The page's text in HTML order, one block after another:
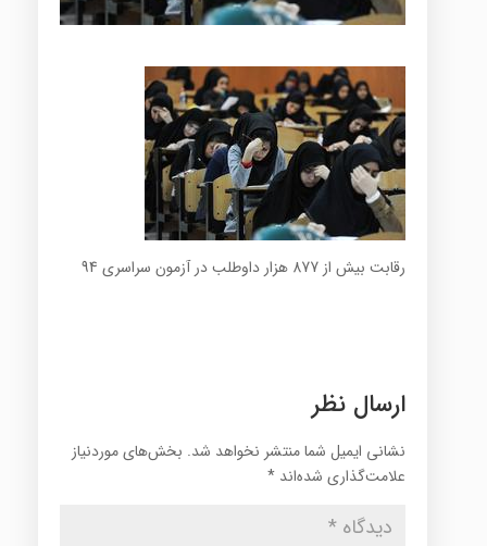
رقابت بیش از 877 هزار داوطلب در آزمون سراسری 94
ارسال نظر
نشانی ایمیل شما منتشر نخواهد شد. بخش‌های موردنیاز
علامت‌گذاری شده‌اند *